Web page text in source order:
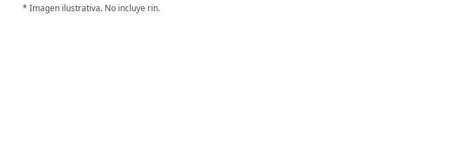
* Imagen ilustrativa. No incluye rin.